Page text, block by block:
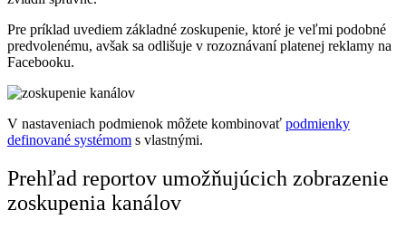
Pre príklad uvediem základné zoskupenie, ktoré je veľmi podobné
predvolenému, avšak sa odlišuje v rozoznávaní platenej reklamy na
Facebooku.
V nastaveniach podmienok môžete kombinovať podmienky
definované systémom s vlastnými.
Prehľad reportov umožňujúcich zobrazenie
zoskupenia kanálov